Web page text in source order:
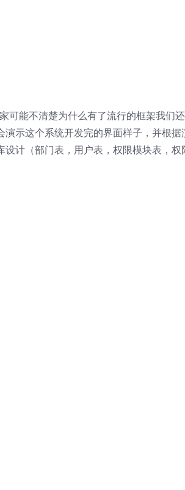
能不清楚为什么有了流行的框架我们
示这个系统开发完的界面样子，并根据
计（部门表，用户表，权限模块表，权